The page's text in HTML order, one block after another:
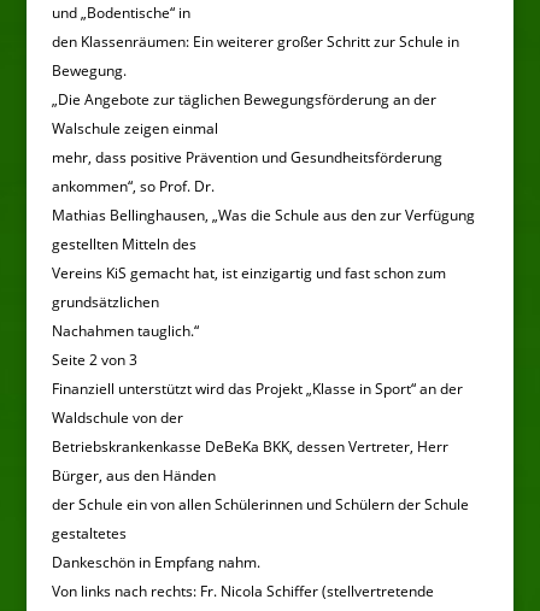
und „Bodentische“ in
den Klassenräumen: Ein weiterer großer Schritt zur Schule in
Bewegung.
„Die Angebote zur täglichen Bewegungsförderung an der
Walschule zeigen einmal
mehr, dass positive Prävention und Gesundheitsförderung
ankommen“, so Prof. Dr.
Mathias Bellinghausen, „Was die Schule aus den zur Verfügung
gestellten Mitteln des
Vereins KiS gemacht hat, ist einzigartig und fast schon zum
grundsätzlichen
Nachahmen tauglich.“
Seite 2 von 3
Finanziell unterstützt wird das Projekt „Klasse in Sport“ an der
Waldschule von der
Betriebskrankenkasse DeBeKa BKK, dessen Vertreter, Herr
Bürger, aus den Händen
der Schule ein von allen Schülerinnen und Schülern der Schule
gestaltetes
Dankeschön in Empfang nahm.
Von links nach rechts: Fr. Nicola Schiffer (stellvertretende